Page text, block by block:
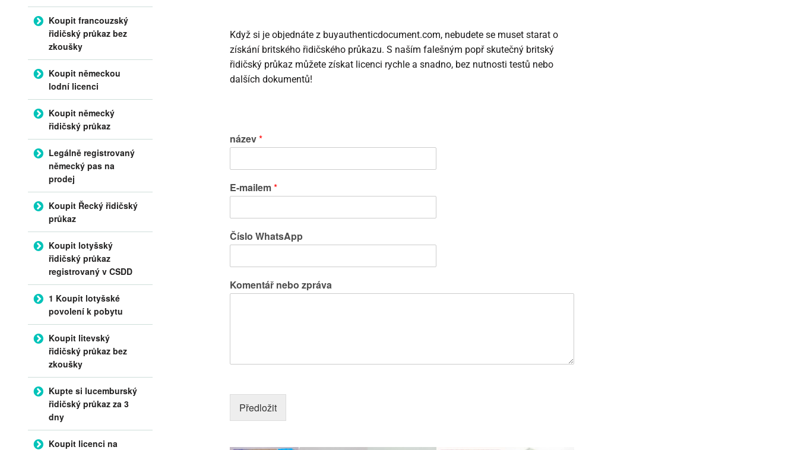
Když si je objednáte z buyauthenticdocument.com, nebudete se muset starat o
získání britského řidičského průkazu. S naším falešným popřskutečný britský
řidičský průkaz můžete získat licenci rychle a snadno, bez nutnosti testů nebo
dalších dokumentů!
název*
E-mailem*
Číslo WhatsApp
Komentář nebo zpráva
Předložit
Koupit francouzský
řidičský průkaz bez
zkoušky
Koupit německou
lodní licenci
Koupit německý
řidičský průkaz
Legálně registrovaný
německý pas na
prodej
Koupit Řecký řidičský
průkaz
Koupit lotyšský
řidičský průkaz
registrovaný v CSDD
1 Koupit lotyšské
povolení k pobytu
Koupit litevský
řidičský průkaz bez
zkoušky
Kupte si lucemburský
řidičský průkaz za 3
dny
Koupit licenci na